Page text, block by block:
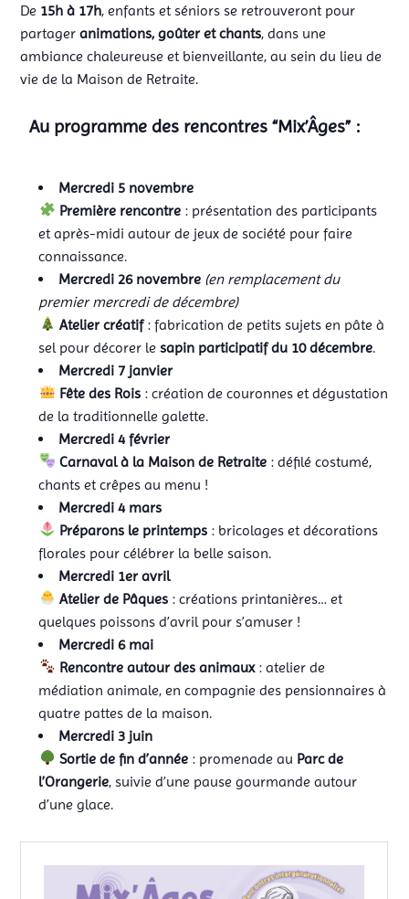
De 15h à 17h, enfants et séniors se retrouveront pour
partageranimations, goûter et chants, dans une
ambiance chaleureuse et bienveillante, au sein du lieu de
vie de la Maison de Retraite.
Au programme des rencontres “Mix’Âges” :
Mercredi 5 novembre
Première rencontre: présentation des participants
et après-midi autour de jeux de société pour faire
connaissance.
Mercredi 26 novembre (en remplacement du
premier mercredi de décembre)
Atelier créatif: fabrication de petits sujets en pâte à
sel pour décorer lesapin participatif du 10 décembre.
Mercredi 7 janvier
Fête des Rois: création de couronnes et dégustation
de la traditionnelle galette.
Mercredi 4 février
Carnaval à la Maison de Retraite: défilé costumé,
chants et crêpes au menu !
Mercredi 4 mars
Préparons le printemps: bricolages et décorations
florales pour célébrer la belle saison.
Mercredi 1er avril
Atelier de Pâques: créations printanières… et
quelques poissons d’avril pour s’amuser !
Mercredi 6 mai
Rencontre autour des animaux: atelier de
médiation animale, en compagnie des pensionnaires à
quatre pattes de la maison.
Mercredi 3 juin
Sortie de fin d’année: promenade au Parc de
l’Orangerie, suivie d’une pause gourmande autour
d’une glace.